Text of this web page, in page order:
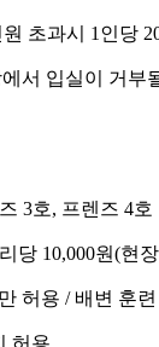
초과시 1인당
서 입실이 거부
3호, 프렌즈 4호
당 10,000원(현
허용 / 배변 훈
허용